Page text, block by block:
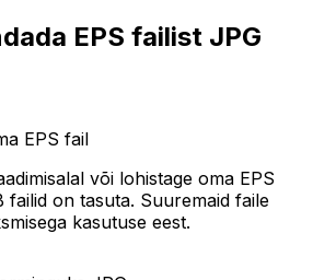
EPS failist JPG
EPS fail
või lohistage oma EPS
failid on tasuta. Suuremaid faile
kasutuse eest.